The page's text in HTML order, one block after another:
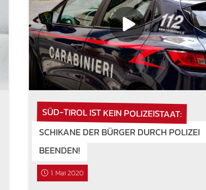
SÜD-TIROL IST KEIN POLIZEISTAAT:
SCHIKANE DER BÜRGER DURCH POLIZEI
BEENDEN!
1. Mai 2020